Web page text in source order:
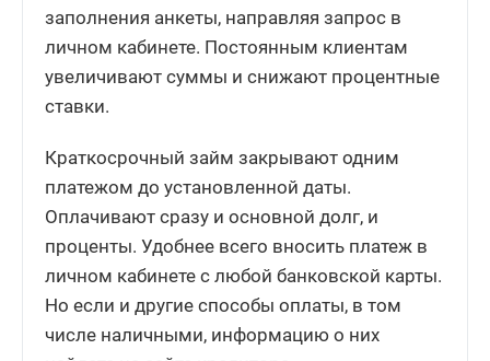
заполнения анкеты, направляя запрос в
личном кабинете. Постоянным клиентам
увеличивают суммы и снижают процентные
ставки.
Краткосрочный займ закрывают одним
платежом до установленной даты.
Оплачивают сразу и основной долг, и
проценты. Удобнее всего вносить платеж в
личном кабинете с любой банковской карты.
Но если и другие способы оплаты, в том
числе наличными, информацию о них